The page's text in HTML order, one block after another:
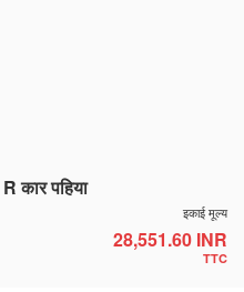
पहिया
इकाई मूल्य
28,551.60 INR
TTC